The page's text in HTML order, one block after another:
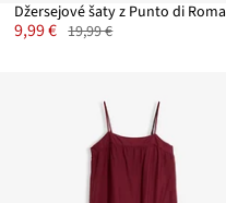
Džersejové šaty z Punto di Roma
9,99 € 19,99 €